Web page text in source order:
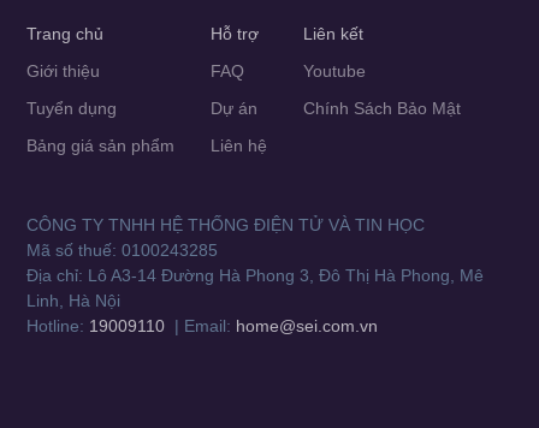
Trang chủ
Giới thiệu
Tuyển dụng
Bảng giá sản phẩm
Hỗ trợ
FAQ
Dự án
Liên hệ
Liên kết
Youtube
Chính Sách Bảo Mật
CÔNG TY TNHH HỆ THỐNG ĐIỆN TỬ VÀ TIN HỌC
Mã số thuế: 0100243285
Địa chỉ: Lô A3-14 Đường Hà Phong 3, Đô Thị Hà Phong, Mê
Linh, Hà Nội
Hotline: 19009110 | Email: home@sei.com.vn